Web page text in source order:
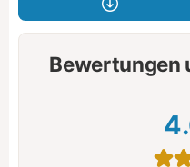
Bewertungen